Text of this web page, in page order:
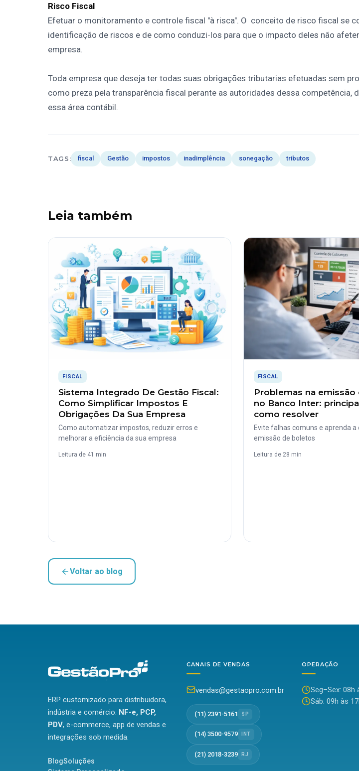
Risco Fiscal
Efetuar o monitoramento e controle fiscal "à risca". O conceito de risco fiscal se
identificação de riscos e de como conduzi-los para que o impacto deles não
empresa.
Toda empresa que deseja ter todas suas obrigações tributarias efetuadas sem
como preza pela transparência fiscal perante as autoridades dessa competência,
essa área contábil.
TAGS: fiscal Gestão impostos inadimplência sonegação tributos
Leia também
FISCAL
Sistema Integrado De Gestão Fiscal:
Como Simplificar Impostos E
Obrigações Da Sua Empresa
Como automatizar impostos, reduzir erros e
melhorar a eficiência da sua empresa
Leitura de 41 min
FISCAL
Problemas na
no Banco Inter:
como resolver
Evite falhas comuns e aprenda a
emissão de boletos
Leitura de 28 min
Voltar ao blog
ERP customizado para distribuidora,
indústria e comércio. NF-e, PCP,
PDV, e-commerce, app de vendas e
integrações sob medida.
BlogSoluções
CANAIS DE VENDAS
vendas@gestaopro.com.br
(11) 2391-5161 SP
(14) 3500-9579 INT
(21) 2018-3239 RJ
OPERAÇÃO
Seg–Sex: 08h
Sáb: 09h às